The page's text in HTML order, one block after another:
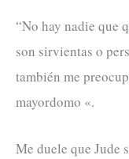
“No hay nadie que
son sirvientas o
también me
mayordomo «.
Me duele que Jude